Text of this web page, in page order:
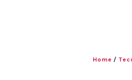
Home /